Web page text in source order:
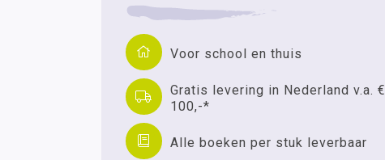
Voor school en thuis
Gratis levering in Nederland v.a. €
100,-*
Alle boeken per stuk leverbaar